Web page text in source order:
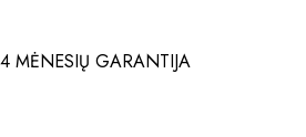
MĖNESIŲ GARANTIJA